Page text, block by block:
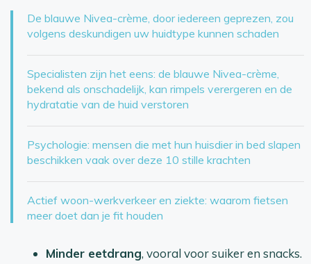
De blauwe Nivea-crème, door iedereen geprezen, zou
volgens deskundigen uw huidtype kunnen schaden
Specialisten zijn het eens: de blauwe Nivea-crème,
bekend als onschadelijk, kan rimpels verergeren en de
hydratatie van de huid verstoren
Psychologie: mensen die met hun huisdier in bed slapen
beschikken vaak over deze 10 stille krachten
Actief woon-werkverkeer en ziekte: waarom fietsen
meer doet dan je fit houden
Minder eetdrang, vooral voor suiker en snacks.